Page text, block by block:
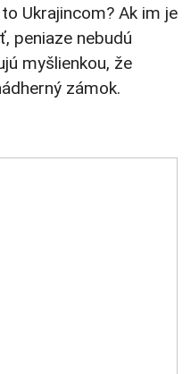
Ukrajincom? Ak im je
peniaze nebudú
myšlienkou, že
zámok.